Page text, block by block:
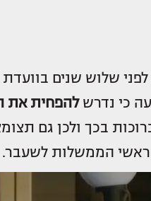
שלוש שנים בוועדת
כי נדרשלהפחית את
בכך ולכן גם
הממשלות לשעבר.